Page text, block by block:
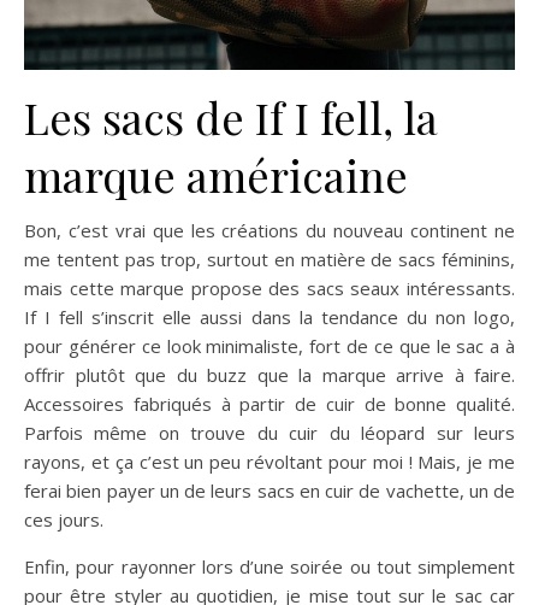
Les sacs de If I fell, la
marque américaine
Bon, c’est vrai que les créations du nouveau continent ne
me tentent pas trop, surtout en matière de sacs féminins,
mais cette marque propose des sacs seaux intéressants.
If I fell s’inscrit elle aussi dans la tendance du non logo,
pour générer ce look minimaliste, fort de ce que le sac a à
offrir plutôt que du buzz que la marque arrive à faire.
Accessoires fabriqués à partir de cuir de bonne qualité.
Parfois même on trouve du cuir du léopard sur leurs
rayons, et ça c’est un peu révoltant pour moi ! Mais, je me
ferai bien payer un de leurs sacs en cuir de vachette, un de
ces jours.
Enfin, pour rayonner lors d’une soirée ou tout simplement
pour être styler au quotidien, je mise tout sur le sac car